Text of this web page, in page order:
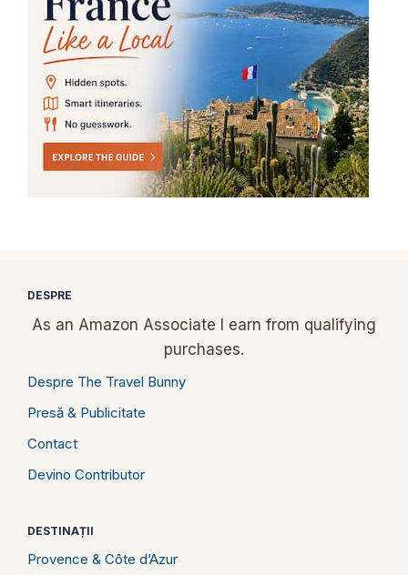
DESPRE
As an Amazon Associate I earn from qualifying
purchases.
Despre The Travel Bunny
Presă & Publicitate
Contact
Devino Contributor
DESTINAȚII
Provence & Côte d’Azur